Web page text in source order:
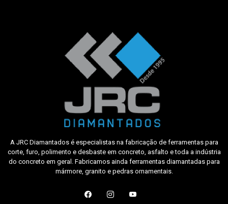
A JRC Diamantados é especialistas na fabricação de ferramentas para
corte, furo, polimento e desbaste em concreto, asfalto e toda a indústria
do concreto em geral. Fabricamos ainda ferramentas diamantadas para
mármore, granito e pedras ornamentais.